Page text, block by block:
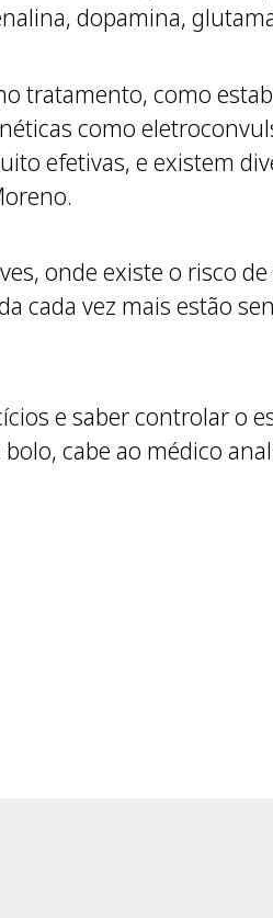
dopamina,
tratamento, como
como
efetivas, e existem
onde existe o risco
cada vez mais estão
e saber controlar o
cabe ao médico